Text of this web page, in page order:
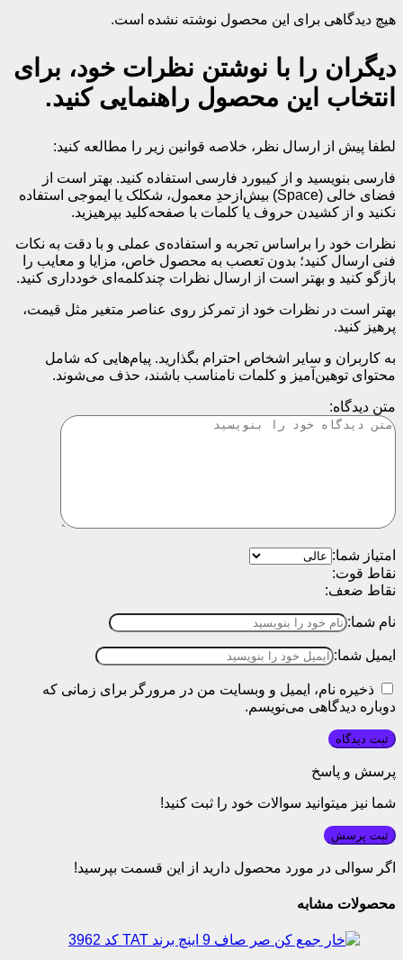
هیچ دیدگاهی برای این محصول نوشته نشده است.
دیگران را با نوشتن نظرات خود، برای
انتخاب این محصول راهنمایی کنید.
لطفا پیش از ارسال نظر، خلاصه قوانین زیر را مطالعه کنید:
فارسی بنویسید و از کیبورد فارسی استفاده کنید. بهتر است از
فضای خالی (Space) بیش‌از‌حدِ معمول، شکلک یا ایموجی استفاده
نکنید و از کشیدن حروف یا کلمات با صفحه‌کلید بپرهیزید.
نظرات خود را براساس تجربه و استفاده‌ی عملی و با دقت به نکات
فنی ارسال کنید؛ بدون تعصب به محصول خاص، مزایا و معایب را
بازگو کنید و بهتر است از ارسال نظرات چندکلمه‌‌ای خودداری کنید.
بهتر است در نظرات خود از تمرکز روی عناصر متغیر مثل قیمت،
پرهیز کنید.
به کاربران و سایر اشخاص احترام بگذارید. پیام‌هایی که شامل
محتوای توهین‌آمیز و کلمات نامناسب باشند، حذف می‌شوند.
متن دیدگاه:
امتیاز شما:
نقاط قوت:
نقاط ضعف:
نام شما:
ایمیل شما:
ذخیره نام، ایمیل و وبسایت من در مرورگر برای زمانی که
دوباره دیدگاهی می‌نویسم.
پرسش و پاسخ
شما نیز میتوانید سوالات خود را ثبت کنید!
ثبت پرسش
اگر سوالی در مورد محصول دارید از این قسمت بپرسید!
محصولات مشابه